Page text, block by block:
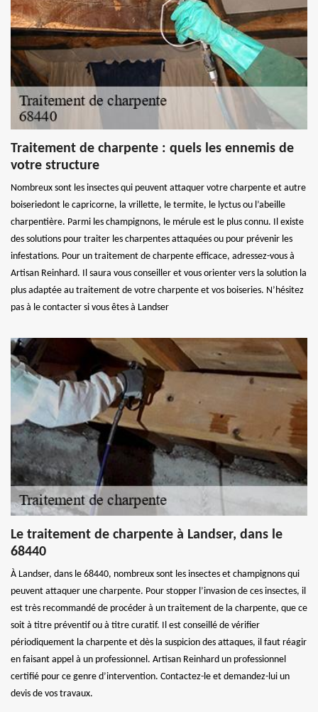
Traitement de charpente : quels les ennemis de
votre structure
Nombreux sont les insectes qui peuvent attaquer votre charpente et autre
boiseriedont le capricorne, la vrillette, le termite, le lyctus ou l’abeille
charpentière. Parmi les champignons, le mérule est le plus connu. Il existe
des solutions pour traiter les charpentes attaquées ou pour prévenir les
infestations. Pour un traitement de charpente efficace, adressez-vous à
Artisan Reinhard. Il saura vous conseiller et vous orienter vers la solution la
plus adaptée au traitement de votre charpente et vos boiseries. N’hésitez
pas à le contacter si vous êtes à Landser
Le traitement de charpente à Landser, dans le
68440
À Landser, dans le 68440, nombreux sont les insectes et champignons qui
peuvent attaquer une charpente. Pour stopper l’invasion de ces insectes, il
est très recommandé de procéder à un traitement de la charpente, que ce
soit à titre préventif ou à titre curatif. Il est conseillé de vérifier
périodiquement la charpente et dès la suspicion des attaques, il faut réagir
en faisant appel à un professionnel. Artisan Reinhard un professionnel
certifié pour ce genre d’intervention. Contactez-le et demandez-lui un
devis de vos travaux.